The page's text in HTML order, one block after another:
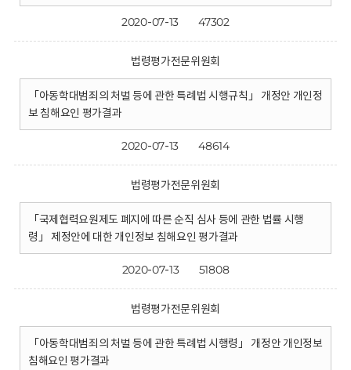
2020-07-13 47302
법령평가전문위원회
「아동학대범죄의 처벌 등에 관한 특례법 시행규칙」 개정안 개인정
보 침해요인 평가결과
2020-07-13 48614
법령평가전문위원회
「국제협력요원제도 폐지에 따른 순직 심사 등에 관한 법률 시행
령」 제정안에 대한 개인정보 침해요인 평가결과
2020-07-13 51808
법령평가전문위원회
「아동학대범죄의 처벌 등에 관한 특례법 시행령」 개정안 개인정보
침해요인 평가결과